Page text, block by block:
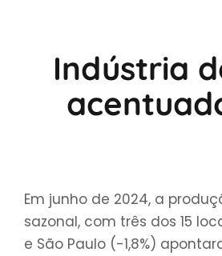
Indústria
Em junho de 2024, a
sazonal, com três dos 15
e São Paulo (-1,8%)